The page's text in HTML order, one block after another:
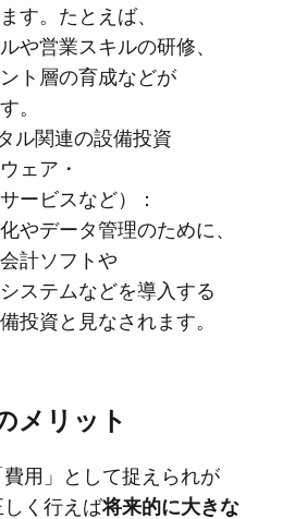
す。​たとえば、​
や​営業スキルの​研修、​
ト層の​育成などが​
。
ル関連の​設備投資​
ェア・
ービスなど）​：
や​データ管理の​ために、​
計ソフトや​
ステムなどを​導入する​
投資と​見なされます。
メリット
用」と​して​捉えられが​
く​行えば​将来的に​大きな​